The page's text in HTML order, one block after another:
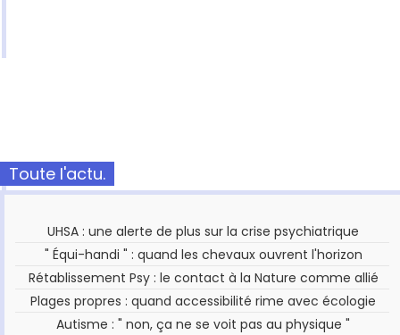
Toute l'actu.
UHSA : une alerte de plus sur la crise psychiatrique
" Équi-handi " : quand les chevaux ouvrent l'horizon
Rétablissement Psy : le contact à la Nature comme allié
Plages propres : quand accessibilité rime avec écologie
Autisme : " non, ça ne se voit pas au physique "